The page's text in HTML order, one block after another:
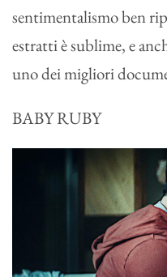
sentimentalismo ben
estratti è sublime, e
uno dei migliori
BABY RUBY